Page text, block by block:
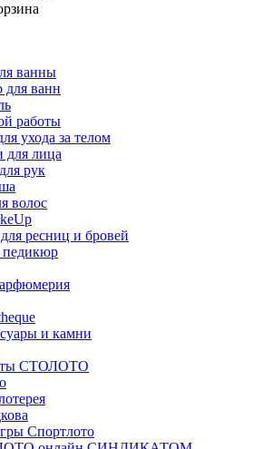
ванны
для ванн
работы
ухода за телом
для лица
рук
волос
ресниц и бровей
и камни
СТОЛОТО
Спортлото